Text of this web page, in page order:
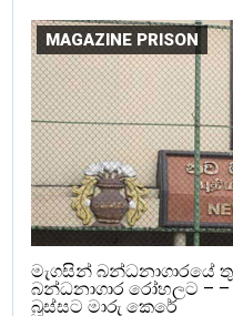
MAGAZINE PRISON
මැගසින් බන්ධනාගාරයේ
බන්ධනාගාර රෝහලට –
බූස්සට මාරු කෙරේ